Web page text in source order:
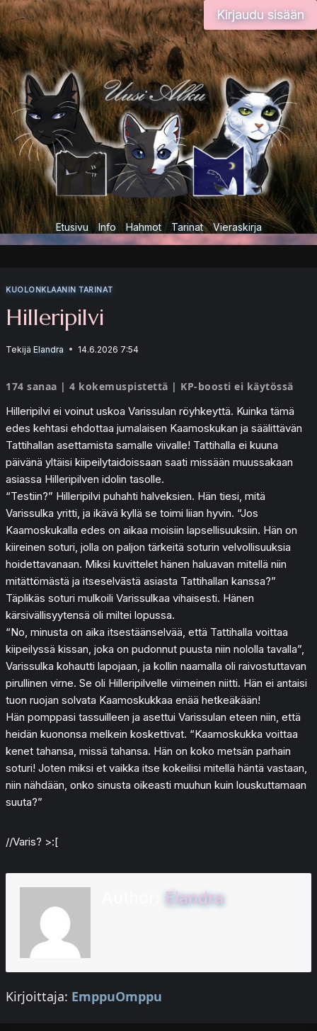
Siirry
sisältöön
Kirjaudu sisään
Etusivu Info Hahmot Tarinat Vieraskirja
KUOLONKLAANIN TARINAT
Hilleripilvi
Tekijä Elandra 14.6.2026 7:54
174 sanaa | 4 kokemuspistettä | KP-boosti ei käytössä
Hilleripilvi ei voinut uskoa Varissulan röyhkeyttä. Kuinka tämä
edes kehtasi ehdottaa jumalaisen Kaamoskukan ja säälittävän
Tattihallan asettamista samalle viivalle! Tattihalla ei kuuna
päivänä yltäisi kiipeilytaidoissaan saati missään muussakaan
asiassa Hilleripilven idolin tasolle.
“Testiin?” Hilleripilvi puhahti halveksien. Hän tiesi, mitä
Varissulka yritti, ja ikävä kyllä se toimi liian hyvin. “Jos
Kaamoskukalla edes on aikaa moisiin lapsellisuuksiin. Hän on
kiireinen soturi, jolla on paljon tärkeitä soturin velvollisuuksia
hoidettavanaan. Miksi kuvittelet hänen haluavan mitellä niin
mitättömästä ja itseselvästä asiasta Tattihallan kanssa?”
Täplikäs soturi mulkoili Varissulkaa vihaisesti. Hänen
kärsivällisyytensä oli miltei lopussa.
“No, minusta on aika itsestäänselvää, että Tattihalla voittaa
kiipeilyssä kissan, joka on pudonnut puusta niin nololla tavalla”,
Varissulka kohautti lapojaan, ja kollin naamalla oli raivostuttavan
pirullinen virne. Se oli Hilleripilvelle viimeinen niitti. Hän ei antaisi
tuon ruojan solvata Kaamoskukkaa enää hetkeäkään!
Hän pomppasi tassuilleen ja asettui Varissulan eteen niin, että
heidän kuononsa melkein koskettivat. “Kaamoskukka voittaa
kenet tahansa, missä tahansa. Hän on koko metsän parhain
soturi! Joten miksi et vaikka itse kokeilisi mitellä häntä vastaan,
niin nähdään, onko sinusta oikeasti muuhun kuin louskuttamaan
suuta?”
//Varis? >:[
Elandra
Kirjoittaja: EmppuOmppu